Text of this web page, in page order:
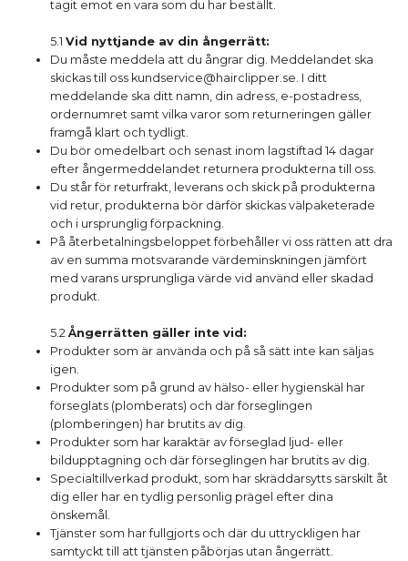
tagit emot en vara som du har beställt.
5.1 Vid nyttjande av din ångerrätt:
Du måste meddela att du ångrar dig. Meddelandet ska
skickas till oss kundservice@hairclipper.se . I ditt
meddelande ska ditt namn, din adress, e-postadress,
ordernumret samt vilka varor som returneringen gäller
framgå klart och tydligt.
Du bör omedelbart och senast inom lagstiftad 14 dagar
efter ångermeddelandet returnera produkterna till oss.
Du står för returfrakt, leverans och skick på produkterna
vid retur, produkterna bör därför skickas välpaketerade
och i ursprunglig förpackning.
På återbetalningsbeloppet förbehåller vi oss rätten att dra
av en summa motsvarande värdeminskningen jämfört
med varans ursprungliga värde vid använd eller skadad
produkt.
5.2 Ångerrätten gäller inte vid:
Produkter som är använda och på så sätt inte kan säljas
igen.
Produkter som på grund av hälso- eller hygienskäl har
förseglats (plomberats) och där förseglingen
(plomberingen) har brutits av dig.
Produkter som har karaktär av förseglad ljud- eller
bildupptagning och där förseglingen har brutits av dig.
Specialtillverkad produkt, som har skräddarsytts särskilt åt
dig eller har en tydlig personlig prägel efter dina
önskemål.
Tjänster som har fullgjorts och där du uttryckligen har
samtyckt till att tjänsten påbörjas utan ångerrätt.